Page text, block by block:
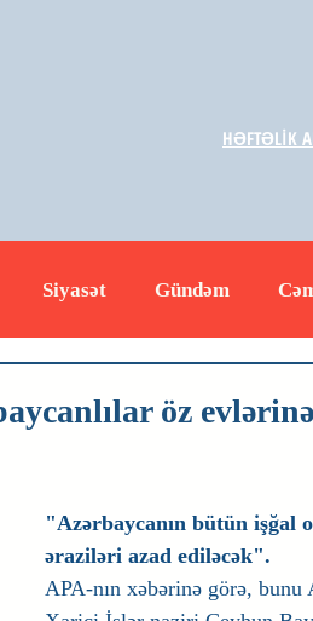
Siyasət Gündəm
öz evlərinə
"Azərbaycanın bütün işğal
əraziləri azad ediləcək".
APA-nın xəbərinə görə, bunu
HƏFTƏLİK